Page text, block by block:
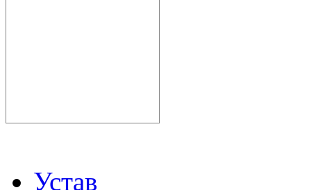
Устав